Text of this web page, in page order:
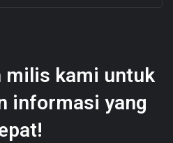
milis kami untuk
informasi yang